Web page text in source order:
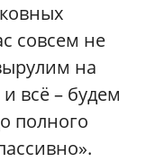
совсем не
на
всё – будем
полного